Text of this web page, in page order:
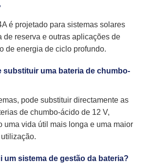
é projetado para sistemas solares
de reserva e outras aplicações de
de energia de ciclo profundo.
substituir uma bateria de chumbo-
pode substituir directamente as
de chumbo-ácido de 12 V,
uma vida útil mais longa e uma maior
um sistema de gestão da bateria?